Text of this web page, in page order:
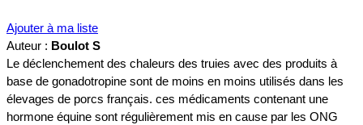
Ajouter à ma liste
Auteur : Boulot S
Le déclenchement des chaleurs des truies avec des produits à
base de gonadotropine sont de moins en moins utilisés dans les
élevages de porcs français. ces médicaments contenant une
hormone équine sont régulièrement mis en cause par les ONG